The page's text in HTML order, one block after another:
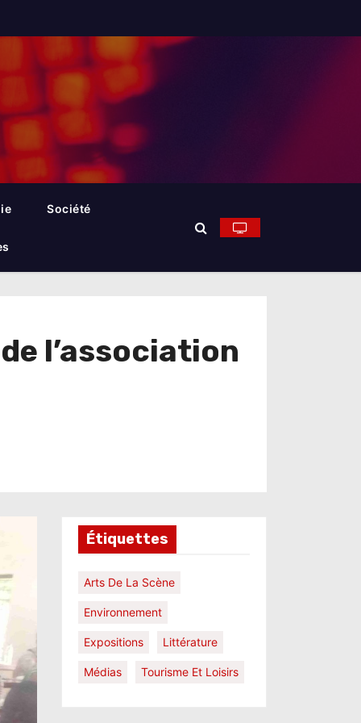
Société
l’association
Étiquettes
Arts De La Scène
Environnement
Expositions Littérature
Médias Tourisme Et Loisirs